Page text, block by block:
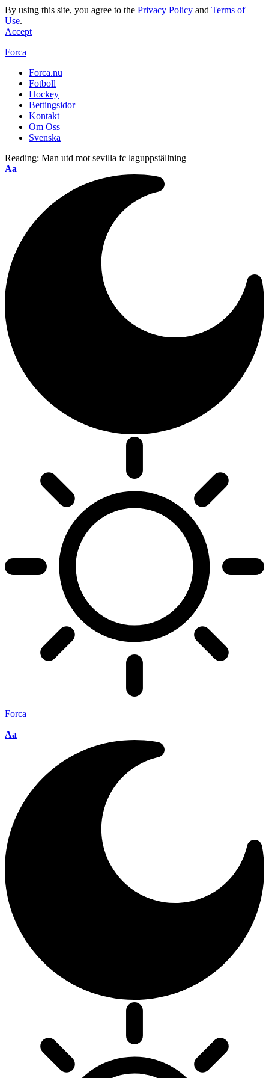
By using this site, you agree to the Privacy Policy and Terms of
Use.
Accept
Forca
Forca.nu
Fotboll
Hockey
Bettingsidor
Kontakt
Om Oss
Svenska
Reading: Man utd mot sevilla fc laguppställning
Aa
Forca
Aa